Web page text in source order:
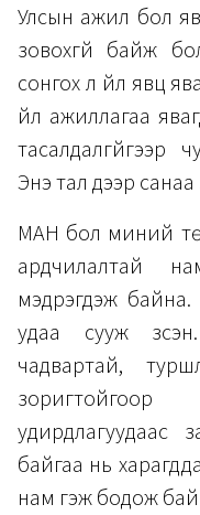
Улсын ажил бол
зовохгүй байж
сонгох л үйл явц
үйл ажиллагаа
тасалдалгүйгээр
Энэ тал дээр
МАН бол миний
ардчилалтай
мэдрэгдэж
удаа сууж
чадвартай,
удирдлагуудаас
байгаа нь
нам гэж бодож